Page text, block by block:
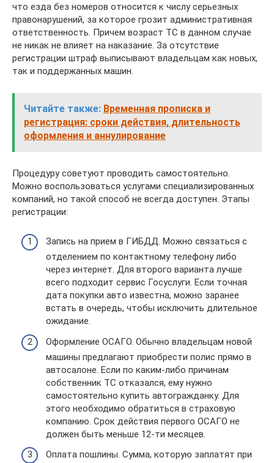
что езда без номеров относится к числу серьезных
правонарушений, за которое грозит административная
ответственность. Причем возраст ТС в данном случае
не никак не влияет на наказание. За отсутствие
регистрации штраф выписывают владельцам как новых,
так и поддержанных машин.
Читайте также: Временная прописка и
регистрация: сроки действия, длительность
оформления и аннулирование
Процедуру советуют проводить самостоятельно.
Можно воспользоваться услугами специализированных
компаний, но такой способ не всегда доступен. Этапы
регистрации:
Запись на прием в ГИБДД. Можно связаться с
отделением по контактному телефону либо
через интернет. Для второго варианта лучше
всего подходит сервис Госуслуги. Если точная
дата покупки авто известна, можно заранее
встать в очередь, чтобы исключить длительное
ожидание.
Оформление ОСАГО. Обычно владельцам новой
машины предлагают приобрести полис прямо в
автосалоне. Если по каким-либо причинам
собственник ТС отказался, ему нужно
самостоятельно купить автогражданку. Для
этого необходимо обратиться в страховую
компанию. Срок действия первого ОСАГО не
должен быть меньше 12-ти месяцев.
Оплата пошлины. Сумма, которую заплатят при